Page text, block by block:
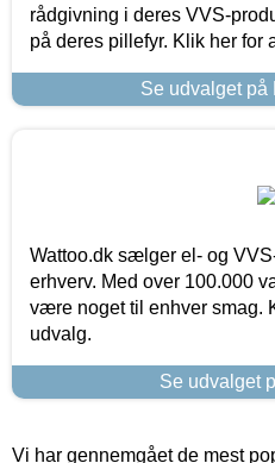
rådgivning i deres VVS-
på deres pillefyr. Klik her for
Se udvalget på
Wattoo.dk sælger el- og
erhverv. Med over 100.000
være noget til enhver smag.
udvalg.
Se udvalget
Vi har gennemgået de mest